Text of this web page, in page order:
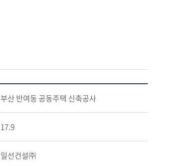
부산 반여동 공동주택 신축공사
17.9
일선건설㈜